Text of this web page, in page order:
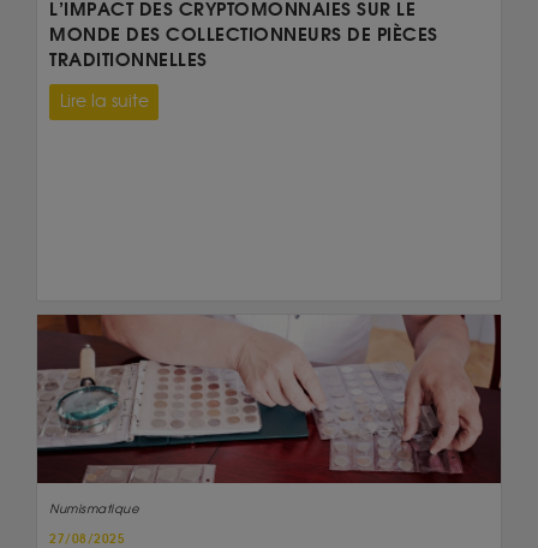
L’IMPACT DES CRYPTOMONNAIES SUR LE
MONDE DES COLLECTIONNEURS DE PIÈCES
TRADITIONNELLES
Lire la suite
Numismatique
27/08/2025